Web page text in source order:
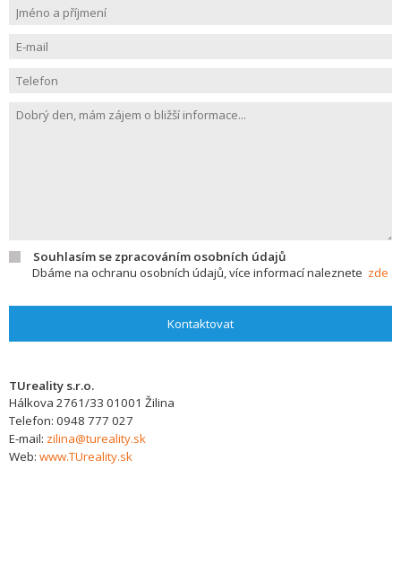
Souhlasím se zpracováním osobních údajů
Dbáme na ochranu osobních údajů, více informací naleznete zde
Kontaktovat
TUreality s.r.o.
Hálkova 2761/33 01001 Žilina
Telefon: 0948 777 027
E-mail: zilina@tureality.sk
Web: www.TUreality.sk